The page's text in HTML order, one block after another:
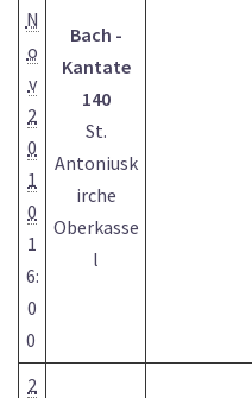
N
o
v
2
0
1
0
1
6:
0
0
Bach -
Kantate
140
St.
Antoniusk
irche
Oberkasse
l
2